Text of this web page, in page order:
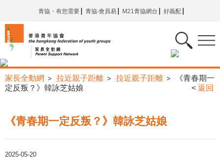
青協・有您需要 青協‧會員易 M21青協網台 好義配
家長全動網 > 拉近親子距離 > 拉近親子距離 >
《青春期一
定反叛？》韓詠芝姑娘
< 返回
《青春期一定反叛？》韓詠芝姑娘
2025-05-20